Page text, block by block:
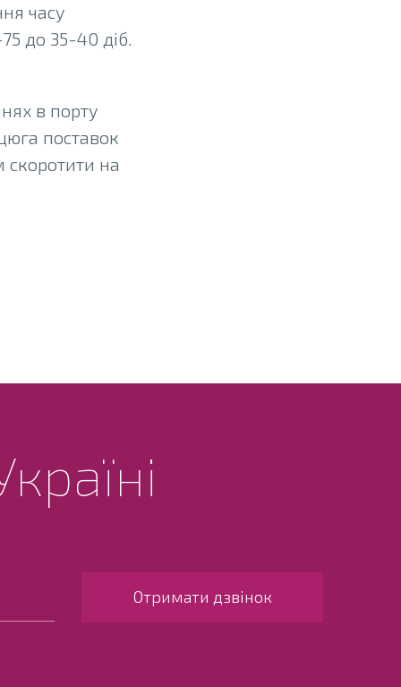
часу
до 35-40 діб.
в порту
поставок
скоротити на